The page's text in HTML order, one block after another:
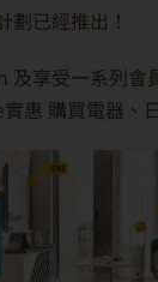
劃已經推出！
及享受一系列會
惠 購買電器、